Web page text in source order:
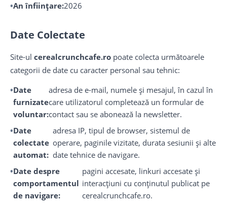
An înființare:2026
Date Colectate
Site-ul cerealcrunchcafe.ro poate colecta următoarele
categorii de date cu caracter personal sau tehnic:
Date
furnizate
voluntar:
adresa de e-mail, numele și mesajul, în cazul în
care utilizatorul completează un formular de
contact sau se abonează la newsletter.
Date
colectate
automat:
adresa IP, tipul de browser, sistemul de
operare, paginile vizitate, durata sesiunii și alte
date tehnice de navigare.
Date despre
comportamentul
de navigare:
pagini accesate, linkuri accesate și
interacțiuni cu conținutul publicat pe
cerealcrunchcafe.ro.